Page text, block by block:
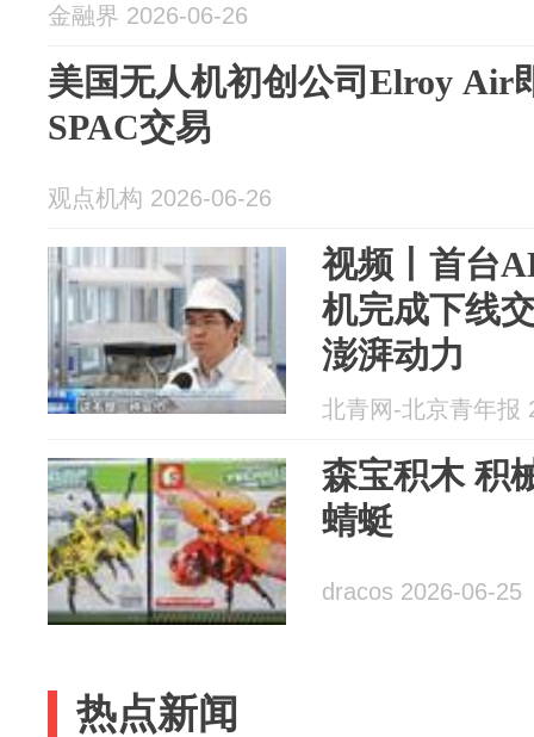
金融界 2026-06-26
美国无人机初创公司Elroy Air
SPAC交易
观点机构 2026-06-26
视频丨首台
机完成下线
澎湃动力
北青网-北京青年报
森宝积木 积
蜻蜓
dracos 2026-06-25
热点新闻